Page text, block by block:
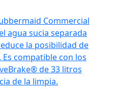
Commercial
agua sucia separada
la posibilidad de
compatible con los
de 33 litros
de la limpia.